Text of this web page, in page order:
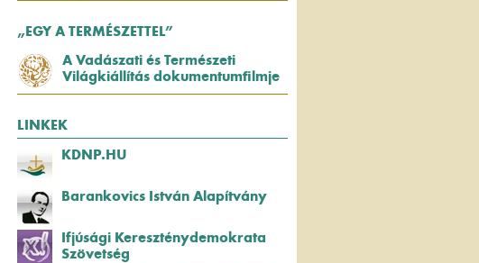
„EGY A TERMÉSZETTEL”
A Vadászati és Természeti
Világkiállítás dokumentumfilmje
LINKEK
KDNP.HU
Barankovics István Alapítvány
Ifjúsági Kereszténydemokrata
Szövetség